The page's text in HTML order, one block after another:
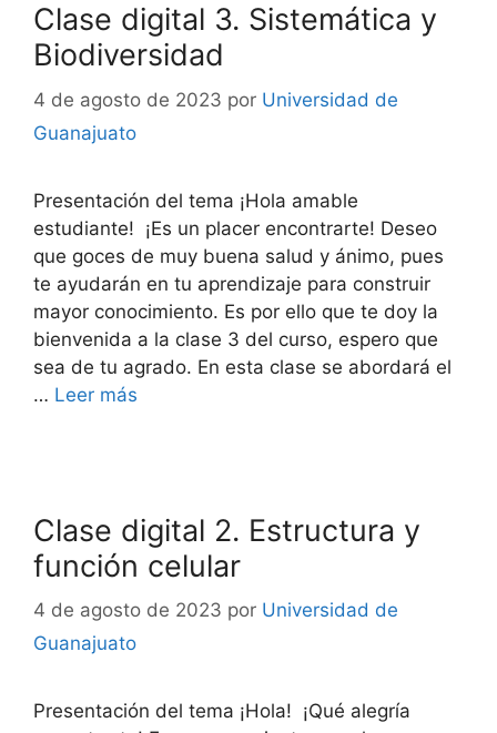
Clase digital 3. Sistemática y
Biodiversidad
4 de agosto de 2023 por Universidad de
Guanajuato
Presentación del tema ¡Hola amable
estudiante! ¡Es un placer encontrarte! Deseo
que goces de muy buena salud y ánimo, pues
te ayudarán en tu aprendizaje para construir
mayor conocimiento. Es por ello que te doy la
bienvenida a la clase 3 del curso, espero que
sea de tu agrado. En esta clase se abordará el
… Leer más
Clase digital 2. Estructura y
función celular
4 de agosto de 2023 por Universidad de
Guanajuato
Presentación del tema ¡Hola! ¡Qué alegría